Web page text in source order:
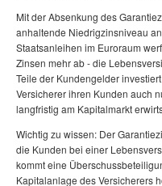
Mit der Absenkung des
anhaltende Niedrigzinsniveau
Staatsanleihen im Euroraum
Zinsen mehr ab - die
Teile der Kundengelder
Versicherer ihren Kunden auch
langfristig am Kapitalmarkt
Wichtig zu wissen: Der
die Kunden bei einer
kommt eine
Kapitalanlage des Versicherers